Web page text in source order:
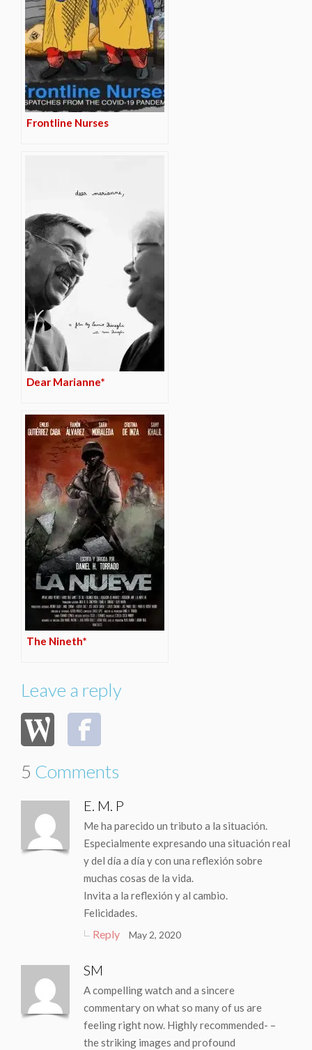
Frontline Nurses
Dear Marianne*
The Nineth*
Leave a reply
5 Comments
E. M. P
Me ha parecido un tributo a la situación.
Especialmente expresando una situación real
y del día a día y con una reflexión sobre
muchas cosas de la vida.
Invita a la reflexión y al cambio.
Felicidades.
Reply May 2, 2020
SM
A compelling watch and a sincere
commentary on what so many of us are
feeling right now. Highly recommended- –
the striking images and profound